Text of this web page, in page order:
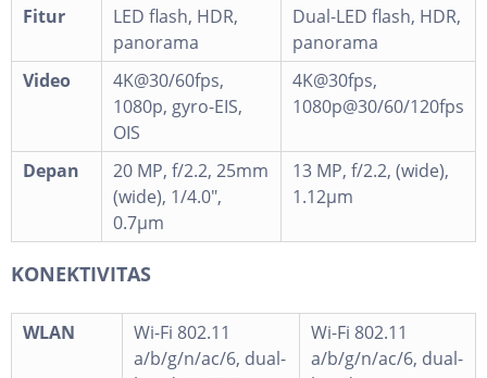
Fitur
LED flash, HDR,
panorama
Dual-LED flash, HDR,
panorama
Video
4K@30/60fps,
1080p, gyro-EIS,
OIS
4K@30fps,
1080p@30/60/120fps
Depan
20 MP, f/2.2, 25mm
(wide), 1/4.0",
0.7µm
13 MP, f/2.2, (wide),
1.12µm
KONEKTIVITAS
WLAN
Wi-Fi 802.11
a/b/g/n/ac/6, dual-
Wi-Fi 802.11
a/b/g/n/ac/6, dual-